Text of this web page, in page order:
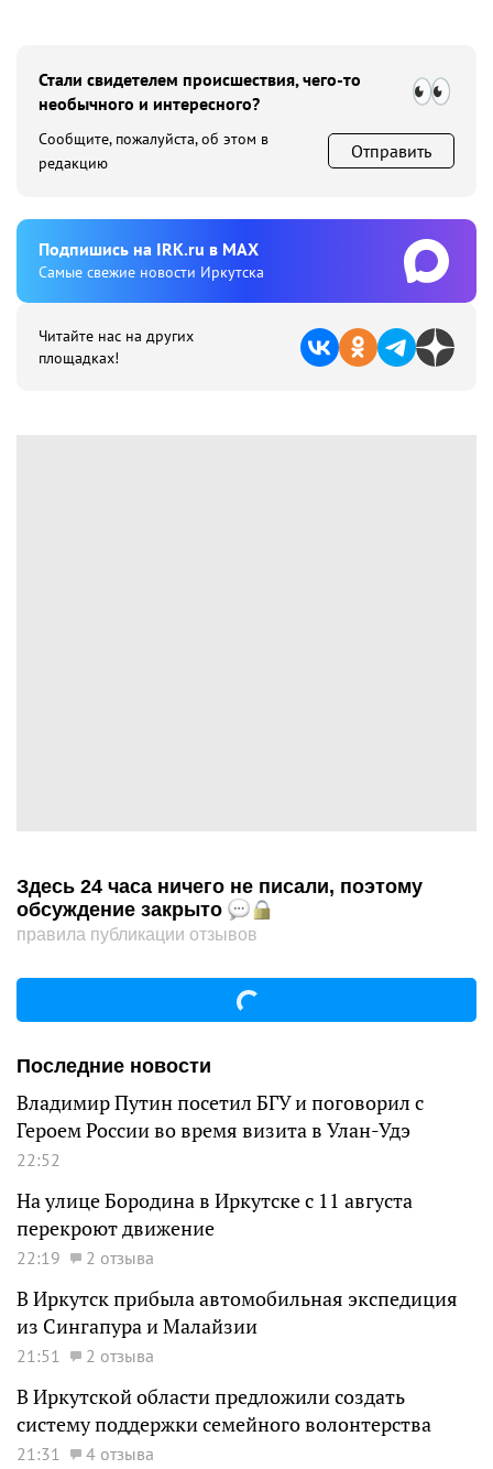
Стали свидетелем происшествия, чего-то
необычного и интересного?
Сообщите, пожалуйста, об этом в
редакцию
Отправить
Подпишиcь на IRK.ru в MAX
Cамые свежие новости Иркутска
Читайте нас на других
площадках!
Здесь 24 часа ничего не писали, поэтому
обсуждение закрыто
правила публикации отзывов
Последние новости
Владимир Путин посетил БГУ и поговорил с
Героем России во время визита в Улан-Удэ
22:52
На улице Бородина в Иркутске с 11 августа
перекроют движение
22:19 2 отзыва
В Иркутск прибыла автомобильная экспедиция
из Сингапура и Малайзии
21:51 2 отзыва
В Иркутской области предложили создать
систему поддержки семейного волонтерства
21:31 4 отзыва